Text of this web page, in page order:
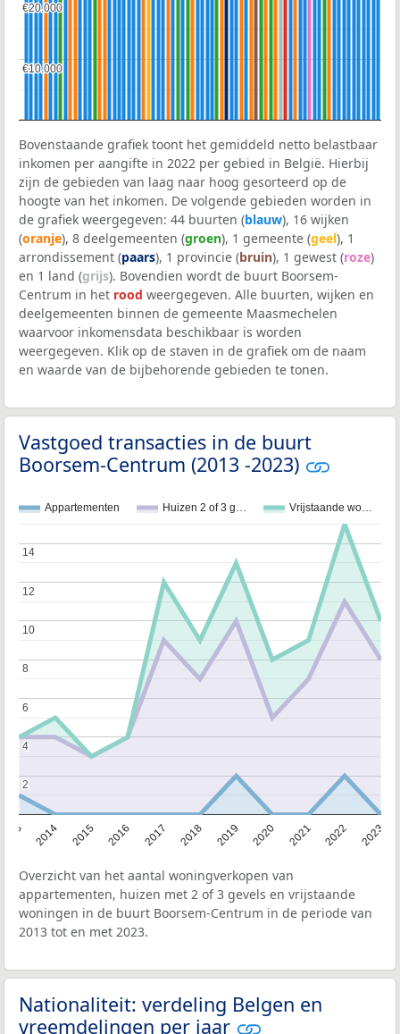
€10.000
€10.000
€20.000
€20.000
Bovenstaande grafiek toont het gemiddeld netto belastbaar
inkomen per aangifte in 2022 per gebied in België. Hierbij
zijn de gebieden van laag naar hoog gesorteerd op de
hoogte van het inkomen. De volgende gebieden worden in
de grafiek weergegeven: 44 buurten (blauw), 16 wijken
(oranje), 8 deelgemeenten (groen), 1 gemeente (geel), 1
arrondissement (paars), 1 provincie (bruin), 1 gewest (roze)
en 1 land (grijs). Bovendien wordt de buurt Boorsem-
Centrum in het rood weergegeven. Alle buurten, wijken en
deelgemeenten binnen de gemeente Maasmechelen
waarvoor inkomensdata beschikbaar is worden
weergegeven. Klik op de staven in de grafiek om de naam
en waarde van de bijbehorende gebieden te tonen.
Vastgoed transacties in de buurt
Boorsem-Centrum (2013 -2023)
Appartementen Huizen 2 of 3 g… Vrijstaande wo…
2014 2015 2016 2017 2018 2019 2020 2021 2022 2023
2
2
4
4
6
6
8
8
10
10
12
12
14
14
Overzicht van het aantal woningverkopen van
appartementen, huizen met 2 of 3 gevels en vrijstaande
woningen in de buurt Boorsem-Centrum in de periode van
2013 tot en met 2023.
Nationaliteit: verdeling Belgen en
vreemdelingen per jaar